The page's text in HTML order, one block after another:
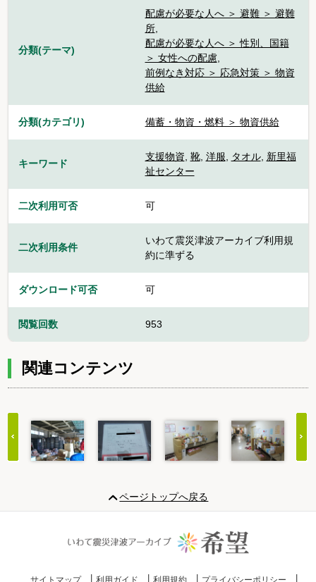
分類(テーマ)
配慮が必要な人へ ＞ 避難 ＞ 避難
所,
配慮が必要な人へ ＞ 性別、国籍
＞ 女性への配慮,
前例なき対応 ＞ 応急対策 ＞ 物資
供給
分類(カテゴリ) 備蓄・物資・燃料 ＞ 物資供給
キーワード
支援物資, 靴, 洋服, タオル, 新里福
祉センター
二次利用可否 可
二次利用条件
いわて震災津波アーカイブ利用規
約に準ずる
ダウンロード可否 可
閲覧回数 953
関連コンテンツ
20
ページトップへ戻る
サイトマップ 利用ガイド 利用規約 プライバシーポリシー